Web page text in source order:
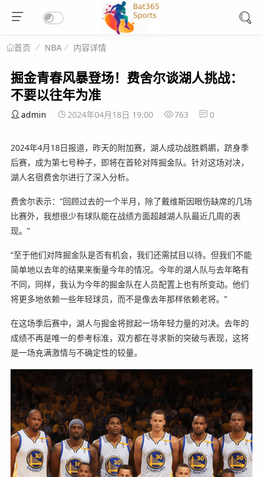
首页 NBA 内容详情
掘金青春风暴登场！费舍尔谈湖人挑战：
不要以往年为准
admin 2024年04月18日 19:00 763 0
2024年4月18日报道，昨天的附加赛，湖人成功战胜鹈鹕，跻身季
后赛，成为第七号种子，即将在首轮对阵掘金队。针对这场对决，
湖人名宿费舍尔进行了深入分析。
费舍尔表示：“回顾过去的一个半月，除了戴维斯因眼伤缺席的几场
比赛外，我想很少有球队能在战绩方面超越湖人队最近几周的表
现。”
“至于他们对阵掘金队是否有机会，我们还需拭目以待。但我们不能
简单地以去年的结果来衡量今年的情况。今年的湖人队与去年略有
不同，同样，我认为今年的掘金队在人员配置上也有所变动。他们
将更多地依赖一些年轻球员，而不是像去年那样依赖老将。”
在这场季后赛中，湖人与掘金将掀起一场年轻力量的对决。去年的
成绩不再是唯一的参考标准，双方都在寻求新的突破与表现，这将
是一场充满激情与不确定性的较量。